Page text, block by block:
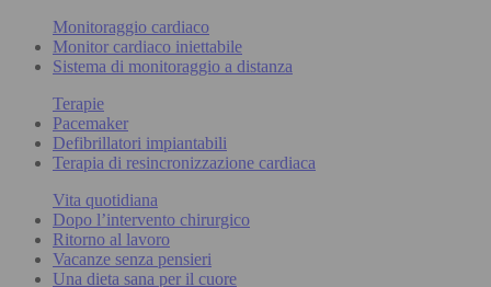
Monitoraggio cardiaco
Monitor cardiaco iniettabile
Sistema di monitoraggio a distanza
Terapie
Pacemaker
Defibrillatori impiantabili
Terapia di resincronizzazione cardiaca
Vita quotidiana
Dopo l’intervento chirurgico
Ritorno al lavoro
Vacanze senza pensieri
Una dieta sana per il cuore